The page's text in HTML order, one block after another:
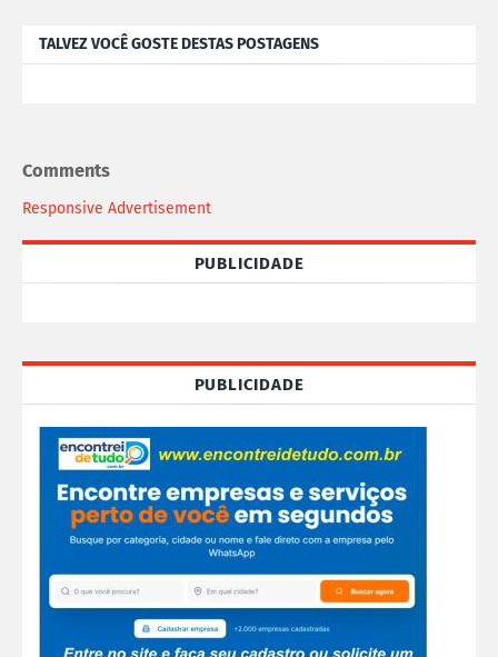
TALVEZ VOCÊ GOSTE DESTAS POSTAGENS
Comments
Responsive Advertisement
PUBLICIDADE
PUBLICIDADE